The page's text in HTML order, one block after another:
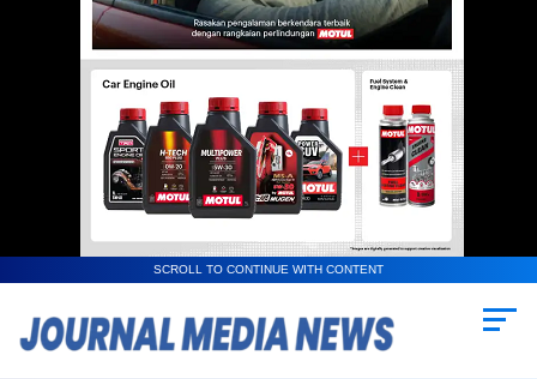
SCROLL TO CONTINUE WITH CONTENT